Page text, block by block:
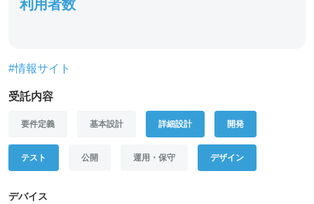
利用者数
#情報サイト
受託内容
要件定義 基本設計 詳細設計 開発
テスト 公開 運用・保守 デザイン
デバイス